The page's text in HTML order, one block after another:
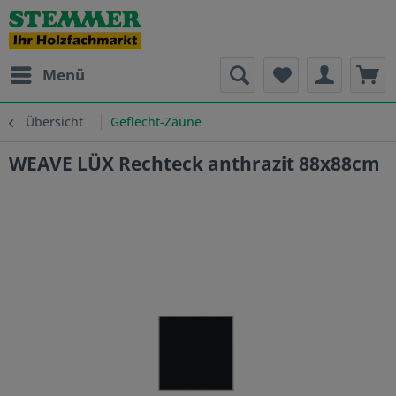
Menü
Übersicht Geflecht-Zäune
WEAVE LÜX Rechteck anthrazit 88x88cm